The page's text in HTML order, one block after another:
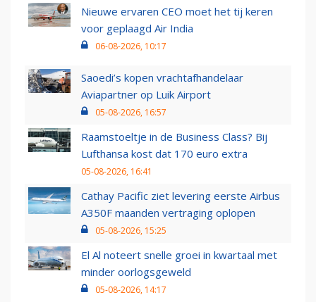
Nieuwe ervaren CEO moet het tij keren
voor geplaagd Air India
06-08-2026, 10:17
Saoedi’s kopen vrachtafhandelaar
Aviapartner op Luik Airport
05-08-2026, 16:57
Raamstoeltje in de Business Class? Bij
Lufthansa kost dat 170 euro extra
05-08-2026, 16:41
Cathay Pacific ziet levering eerste Airbus
A350F maanden vertraging oplopen
05-08-2026, 15:25
El Al noteert snelle groei in kwartaal met
minder oorlogsgeweld
05-08-2026, 14:17